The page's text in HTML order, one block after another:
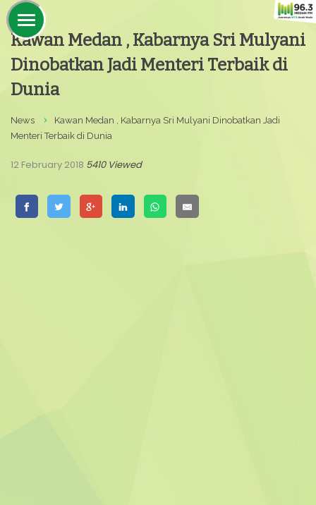
Kawan Medan , Kabarnya Sri Mulyani
Dinobatkan Jadi Menteri Terbaik di
Dunia
News
Kawan Medan , Kabarnya Sri Mulyani Dinobatkan Jadi
Menteri Terbaik di Dunia
12 February 2018 5410 Viewed